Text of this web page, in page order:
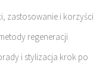
zastosowanie i korzyści
regeneracji
i stylizacja krok po